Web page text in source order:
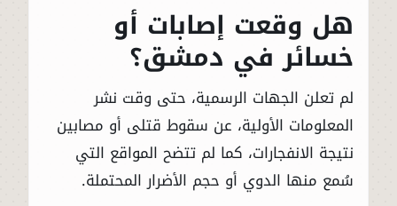
هل وقعت إصابات أو
خسائر في دمشق؟
لم تعلن الجهات الرسمية، حتى وقت نشر
المعلومات الأولية، عن سقوط قتلى أو مصابين
نتيجة الانفجارات، كما لم تتضح المواقع التي
سُمع منها الدوي أو حجم الأضرار المحتملة.